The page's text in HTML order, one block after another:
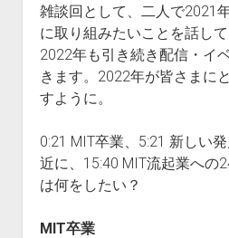
雑談回として、二人で2021
に取り組みたいことを話して
2022年も引き続き配信・イ
きます。2022年が皆さまに
すように。
0:21 MIT卒業、5:21 新しい
近に、15:40 MIT流起業への
は何をしたい？
MIT卒業